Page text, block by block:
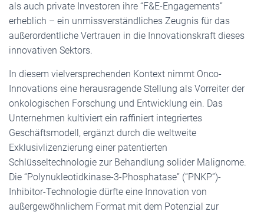
als auch private Investoren ihre “F&E-Engagements”
erheblich – ein unmissverständliches Zeugnis für das
außerordentliche Vertrauen in die Innovationskraft dieses
innovativen Sektors.
In diesem vielversprechenden Kontext nimmt Onco-
Innovations eine herausragende Stellung als Vorreiter der
onkologischen Forschung und Entwicklung ein. Das
Unternehmen kultiviert ein raffiniert integriertes
Geschäftsmodell, ergänzt durch die weltweite
Exklusivlizenzierung einer patentierten
Schlüsseltechnologie zur Behandlung solider Malignome.
Die “Polynukleotidkinase-3-Phosphatase” (“PNKP”)-
Inhibitor-Technologie dürfte eine Innovation von
außergewöhnlichem Format mit dem Potenzial zur